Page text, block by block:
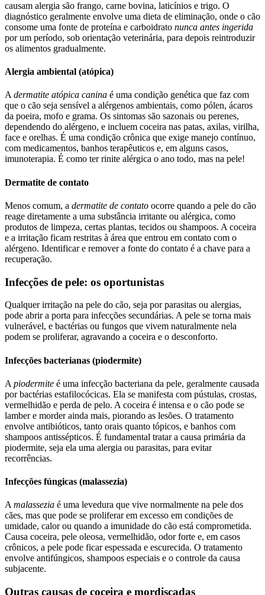
causam alergia são frango, carne bovina, laticínios e trigo. O
diagnóstico geralmente envolve uma dieta de eliminação, onde o cão
consome uma fonte de proteína e carboidrato nunca antes ingerida
por um período, sob orientação veterinária, para depois reintroduzir
os alimentos gradualmente.
Alergia ambiental (atópica)
Adermatite atópica canina é uma condição genética que faz com
que o cão seja sensível a alérgenos ambientais, como pólen, ácaros
da poeira, mofo e grama. Os sintomas são sazonais ou perenes,
dependendo do alérgeno, e incluem coceira nas patas, axilas, virilha,
face e orelhas. É uma condição crônica que exige manejo contínuo,
com medicamentos, banhos terapêuticos e, em alguns casos,
imunoterapia. É como ter rinite alérgica o ano todo, mas na pele!
Dermatite de contato
Menos comum, a dermatite de contato ocorre quando a pele do cão
reage diretamente a uma substância irritante ou alérgica, como
produtos de limpeza, certas plantas, tecidos ou shampoos. A coceira
e a irritação ficam restritas à área que entrou em contato com o
alérgeno. Identificar e remover a fonte do contato é a chave para a
recuperação.
Infecções de pele: os oportunistas
Qualquer irritação na pele do cão, seja por parasitas ou alergias,
pode abrir a porta para infecções secundárias. A pele se torna mais
vulnerável, e bactérias ou fungos que vivem naturalmente nela
podem se proliferar, agravando a coceira e o desconforto.
Infecções bacterianas (piodermite)
A piodermite é uma infecção bacteriana da pele, geralmente causada
por bactérias estafilocócicas. Ela se manifesta com pústulas, crostas,
vermelhidão e perda de pelo. A coceira é intensa e o cão pode se
lamber e morder ainda mais, piorando as lesões. O tratamento
envolve antibióticos, tanto orais quanto tópicos, e banhos com
shampoos antissépticos. É fundamental tratar a causa primária da
piodermite, seja ela uma alergia ou parasitas, para evitar
recorrências.
Infecções fúngicas (malassezia)
Amalassezia é uma levedura que vive normalmente na pele dos
cães, mas que pode se proliferar em excesso em condições de
umidade, calor ou quando a imunidade do cão está comprometida.
Causa coceira, pele oleosa, vermelhidão, odor forte e, em casos
crônicos, a pele pode ficar espessada e escurecida. O tratamento
envolve antifúngicos, shampoos especiais e o controle da causa
subjacente.
Outras causas de coceira e mordiscadas